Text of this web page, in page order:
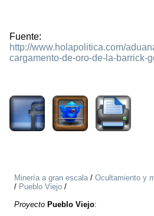
Fuente:
http://www.holapolitica.com/
cargamento-de-oro-de-la-barrick-
Minería a gran escala/ Ocultamiento y
/ Pueblo Viejo /
Proyecto Pueblo Viejo: